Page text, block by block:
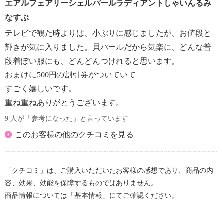
エアルフェアリーシェルパールラディアントしゃいんるみ
なすぶ
テレビで観た時よりは、小ぶりに感じましたが、お値段と
輝きが気に入りました。貝パールだから気楽に、どんな普
段着ぽい服にも、どんどんつけれると思います。
おまけに500円の割引券がついていて
すごく嬉しいです。
重ね重ねありがとうございます。
9 人が「参考になった」と言っています
このお客様の他のクチコミを見る
「クチコミ」は、ご購入いただいたお客様の感想であり、商品の内
容、効果、効能を保障するものではありません。
商品情報については「基本情報」にてご確認ください。